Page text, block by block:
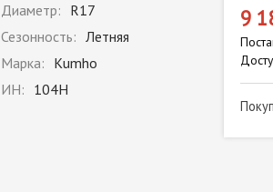
Диаметр: R17
Сезонность: Летняя
Марка: Kumho
ИН: 104H
9